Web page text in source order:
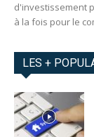
d'investissement
à la fois pour le
LES +